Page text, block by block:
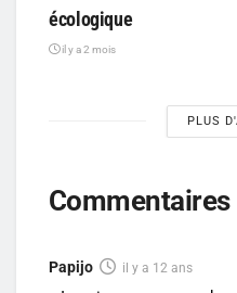
écologique
il y a 2 mois
PLUS
Commentaires
Papijo il y a 12 ans